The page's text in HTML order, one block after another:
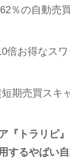
％の自動売
倍お得なス
期売買スキ
『トラリピ
するやばい